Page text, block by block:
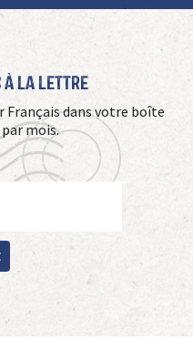
La Lettre
Français dans votre boîte
mois.